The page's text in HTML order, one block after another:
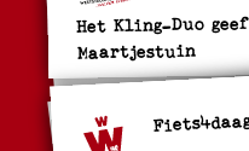
Het Kling-Duo
Maartjestuin